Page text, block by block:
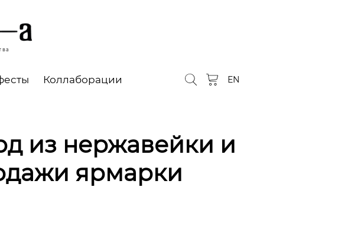
Коллаборации EN
из нержавейки и
ярмарки